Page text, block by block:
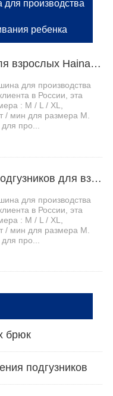
производства
ребенка
1、Производитель трусов для взрослых Haina помогает российскому заказчику эффективно производить
для производства
в России, эта
: M / L / XL,
/ мин для размера M.
про...
2、Линия по производству подгузников для взрослых Haina помогает клиентам из Центральной Азии увеличить производственные мощности
для производства
в России, эта
: M / L / XL,
/ мин для размера M.
про...
брюк
подгузников